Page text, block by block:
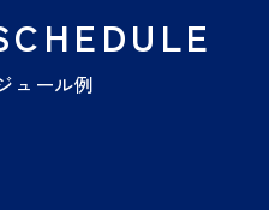
ュール例